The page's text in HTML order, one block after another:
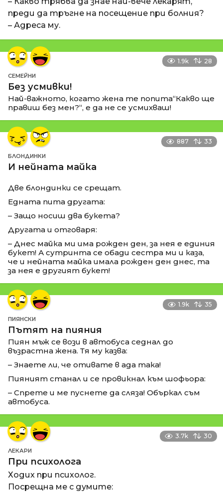
преди да тръгне на посещение при болния?
– Адреса му.
1.9k 28
СЕМЕЙНИ
Без усмивки!
Най-важното, когато жена те попита“Какво ще
правиш без мен?“, е да не се усмихваш!
887 33
БЛОНДИНКИ
И нейната майка
Две блондинки се срещат.
Едната пита другата:
– Защо носиш два букета?
Другата и отговаря:
– Днес майка ми има рожден ден, за нея е единия
букет! А сутринта се обади сестра ми и каза,
че и нейната майка имала рожден ден днес, та
за нея е другият букет!
1.9k 35
ПИЯНСКИ
Пътят на пияния
Пиян мъж се вози в автобуса седнал до
възрастна жена. Тя му казва:
– Знаете ли, че отивате в ада така!
Пияният станал и се провикнал към шофьора:
– Спрете и ме пуснете да сляза! Объркал съм
автобуса.
3.7k 30
ЛЕКАРИ
При психолога
Ходих при психолог.
Посрещна ме с думите: